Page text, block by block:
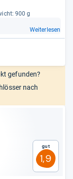
900 g
Weiterlesen
gefunden?
nach
Gut
1,9